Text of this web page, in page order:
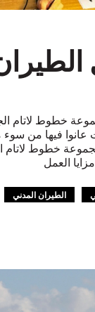
عانوا فيها من
العمل
الطيران المدني